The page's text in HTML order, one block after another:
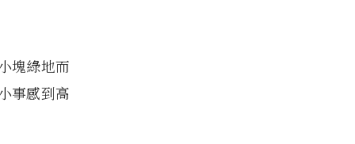
塊綠地而
事感到高